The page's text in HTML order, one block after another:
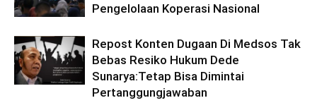
Pengelolaan Koperasi Nasional
Repost Konten Dugaan Di Medsos Tak
Bebas Resiko Hukum Dede
Sunarya:Tetap Bisa Dimintai
Pertanggungjawaban